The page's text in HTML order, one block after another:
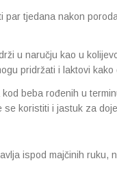
par tjedana nakon
u naručju kao u
pridržati i laktovi
beba rođenih u
se koristiti i jastuk za
ispod majčinih ruku,